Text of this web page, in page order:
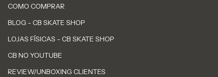
COMO COMPRAR
BLOG - CB SKATE SHOP
LOJAS FÍSICAS - CB SKATE SHOP
CB NO YOUTUBE
REVIEW/UNBOXING CLIENTES